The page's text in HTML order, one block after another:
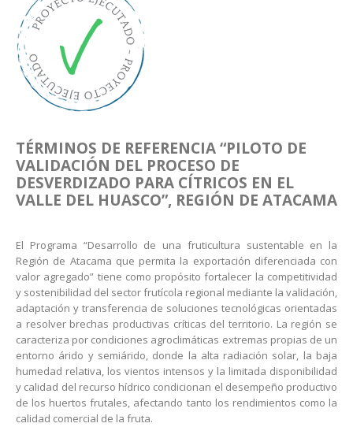
TÉRMINOS DE REFERENCIA“PILOTO DE
VALIDACIÓN DEL PROCESO DE
DESVERDIZADO PARA CÍTRICOS EN EL
VALLE DEL HUASCO”, REGIÓN DE ATACAMA
El Programa “Desarrollo de una fruticultura sustentable en la
Región de Atacama que permita la exportación diferenciada con
valor agregado” tiene como propósito fortalecer la competitividad
y sostenibilidad del sector frutícola regional mediante la validación,
adaptación y transferencia de soluciones tecnológicas orientadas
a resolver brechas productivas críticas del territorio. La región se
caracteriza por condiciones agroclimáticas extremas propias de un
entorno árido y semiárido, donde la alta radiación solar, la baja
humedad relativa, los vientos intensos y la limitada disponibilidad
y calidad del recurso hídrico condicionan el desempeño productivo
de los huertos frutales, afectando tanto los rendimientos como la
calidad comercial de la fruta.